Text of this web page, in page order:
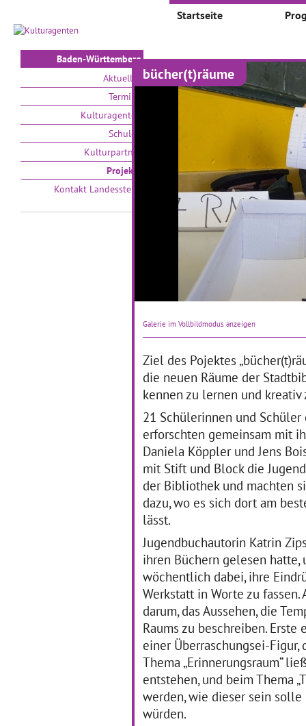
bücher(t)räume
Galerie im Vollbildmodus anzeigen
Ziel des Pojektes
die neuen Räume der
kennen zu lernen und kreativ
21 Schülerinnen und Schüler
erforschten gemeinsam mit
Daniela Köppler und Jens
mit Stift und Block die
der Bibliothek und machten
dazu, wo es sich dort am
lässt.
Jugendbuchautorin Katrin
ihren Büchern gelesen
wöchentlich dabei, ihre
Werkstatt in Worte zu fassen.
darum, das Aussehen, die
Raums zu beschreiben.
einer Überraschungsei-
Thema „Erinnerungsraum“
entstehen, und beim Thema
werden, wie dieser sein
würden.
Baden-Württemberg
Aktuelles
Termine
Kulturagenten
Schulen
Kulturpartner
Projekte
Kontakt Landesstelle
Startseite
Projekte
Zeitsprünge - Klassik
trifft auf Moderne
01.03.2017–31.05.2017
Literatur nicht verstaubt und
müssen, erfuhren die
Schülerinnen und Schüler
der Waldschule in
Mannheim.… mehr
Grundschüler als
"Kulturdetektive"
01.02.2017–28.02.2017
mehrjährigen,
fächerübergreifenden
Projekts „Kulturdetektive“ an
der Hardt-Schule in
Schwäbisch Gmünd lernen
die Schülerinnen und
Schüler der Klassenstufen
Eins bis Vier… mehr
im
in
Literatur trifft Pop
30.01.2017–01.02.2017